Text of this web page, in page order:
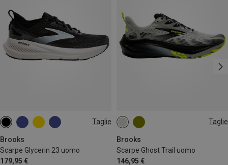
Taglie
Brooks
Scarpe Glycerin 23 uomo
179,95 €
Taglie
Brooks
Scarpe Ghost Trail uomo
146,95 €